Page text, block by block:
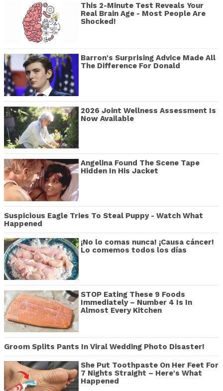
This 2-Minute Test Reveals Your
Real Brain Age - Most People Are
Shocked!
Barron's Surprising Advice Made All
The Difference For Donald
2026 Joint Wellness Assessment Is
Now Available
Angelina Found The Scene Tape
Hidden In His Jacket
Suspicious Eagle Tries To Steal Puppy - Watch What
Happened
¡No lo comas nunca! ¡Causa cáncer!
Lo comemos todos los días
STOP Eating These 9 Foods
Immediately – Number 4 Is In
Almost Every Kitchen
Groom Splits Pants In Viral Wedding Photo Disaster!
She Put Toothpaste On Her Feet For
7 Nights Straight – Here's What
Happened